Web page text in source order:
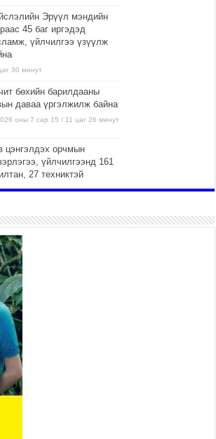
Эрүүл мэндийн
45 баг иргэдэд
үйлчилгээ үзүүлж
30 минут
бөхийн барилдааны
даваа үргэлжилж байна
оны 7 сар 15 / 11 цаг 26 минут
цэнгэлдэх орчмын
үйлчилгээнд 161
27 техниктэй
байна
амралтын өдрүүдэд
эрүүл мэндийн
дараах
дагуу ажиллана
18 минут
их баяр наадам
2026 оны 7 сар 15 / 11 цаг 14 минут
нийслэлийн Онцгой
хаагч үүрэг гүйцэтгэж
07 минут
850 харваач цэц